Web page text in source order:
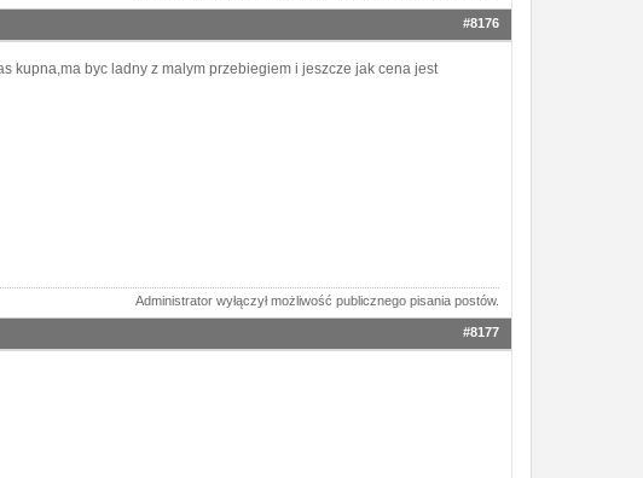
#8176
kupna,ma byc ladny z malym przebiegiem i jeszcze jak cena jest
Administrator wyłączył możliwość publicznego pisania postów.
#8177